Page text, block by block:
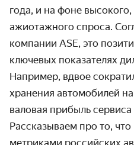
года, и на фоне
ажиотажного спроса.
компании ASE, это
ключевых показателях
Например, вдвое
хранения автомобилей
валовая прибыль сервиса
Рассказываем про то,
метриками российских